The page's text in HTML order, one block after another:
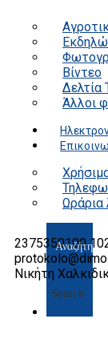
Βίντεο
Δελτία
Άλλοι
Ωράρια
Search
2375350100
Νικήτη